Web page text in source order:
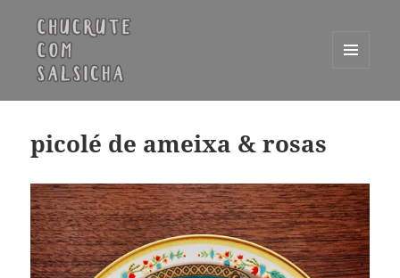
WIDGETS
picolé de ameixa & rosas